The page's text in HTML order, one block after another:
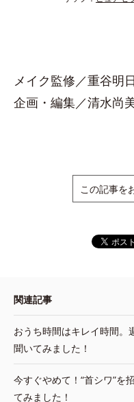
メイク監修／重谷明
企画・編集／清水尚
この記事を
関連記事
おうち時間はキレイ時間。
聞いてみました！
今すぐやめて！“首シワ”を
てみました！